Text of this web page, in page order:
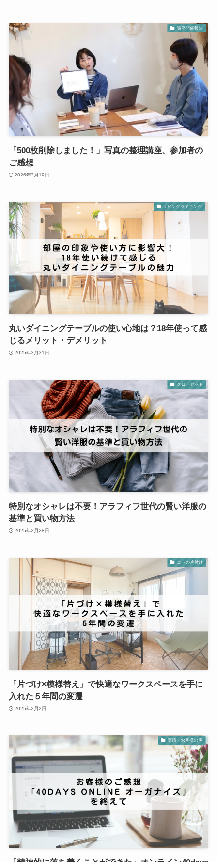
講座開催報告
「500枚削除しました！」写真の整理講座、参加者の
ご感想
2026年3月19日
リビングダイニング
丸いダイニングテーブルの使い心地は？18年使って感
じるメリット・デメリット
2025年3月31日
クローゼット
特別なオシャレは不要！アラフィフ世代の賢い洋服の
基準と買い物方法
2025年2月28日
コトの片付け
「片づけ×模様替え」で快適なワークスペースを手に
入れた５年間の変遷
2025年2月2日
実績・お客様の声